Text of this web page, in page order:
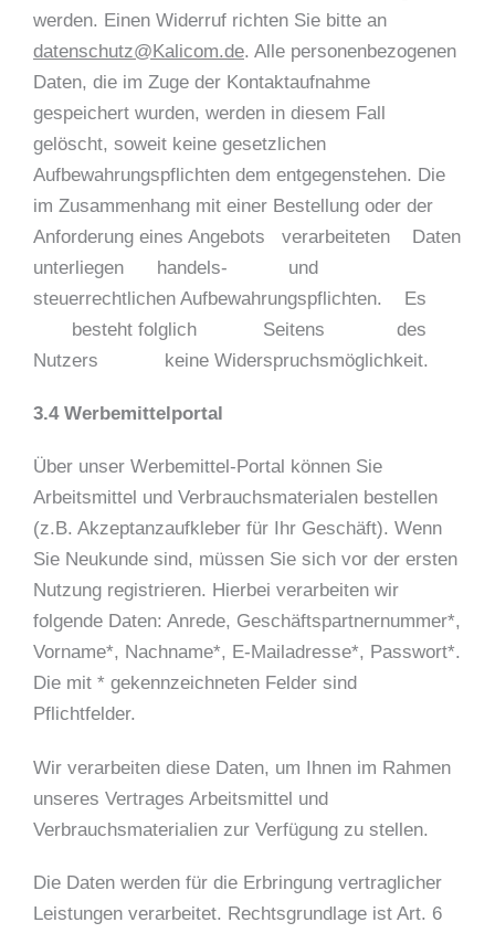
werden. Einen Widerruf richten Sie bitte an
datenschutz@Kalicom.de. Alle personenbezogenen
Daten, die im Zuge der Kontaktaufnahme
gespeichert wurden, werden in diesem Fall
gelöscht, soweit keine gesetzlichen
Aufbewahrungspflichten dem entgegenstehen. Die
im Zusammenhang mit einer Bestellung oder der
Anforderung eines Angebots verarbeiteten Daten
unterliegen handels- und
steuerrechtlichen Aufbewahrungspflichten. Es
besteht folglich Seitens des
Nutzers keine Widerspruchsmöglichkeit.
3.4 Werbemittelportal
Über unser Werbemittel-Portal können Sie
Arbeitsmittel und Verbrauchsmaterialen bestellen
(z.B. Akzeptanzaufkleber für Ihr Geschäft). Wenn
Sie Neukunde sind, müssen Sie sich vor der ersten
Nutzung registrieren. Hierbei verarbeiten wir
folgende Daten: Anrede, Geschäftspartnernummer*,
Vorname*, Nachname*, E-Mailadresse*, Passwort*.
Die mit * gekennzeichneten Felder sind
Pflichtfelder.
Wir verarbeiten diese Daten, um Ihnen im Rahmen
unseres Vertrages Arbeitsmittel und
Verbrauchsmaterialien zur Verfügung zu stellen.
Die Daten werden für die Erbringung vertraglicher
Leistungen verarbeitet. Rechtsgrundlage ist Art. 6